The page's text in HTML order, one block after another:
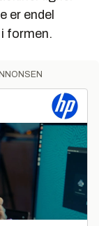
er endel
formen.